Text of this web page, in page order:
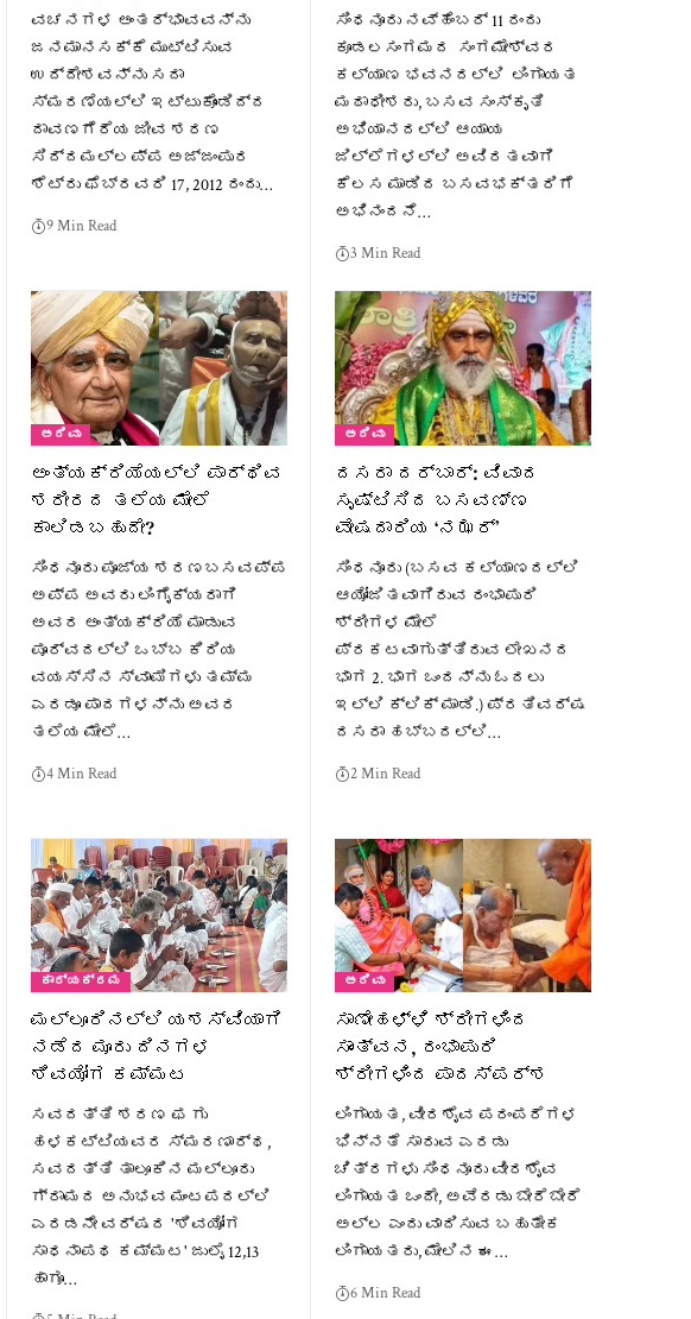
ವಚನಗಳ ಅಂತರ್ಭಾವವನ್ನು
ಜನಮಾನಸಕ್ಕೆ ಮುಟ್ಟಿಸುವ
ಉದ್ದೇಶವನ್ನು ಸದಾ
ಸ್ಮರಣೆಯಲ್ಲಿ ಇಟ್ಟುಕೊಂಡಿದ್ದ
ದಾವಣಗೆರೆಯ ಜೀವ ಶರಣ
ಸಿದ್ದಮಲ್ಲಪ್ಪ ಅಜ್ಜಂಪುರ
ಶೆಟ್ರು ಫೆಬ್ರವರಿ 17, 2012 ರಂದು…
9 Min Read
ಸಿಂಧನೂರು ನವ್ಹೆಂಬರ್ 11 ರಂದು
ಕೂಡಲಸಂಗಮದ ಸಂಗಮೇಶ್ವರ
ಕಲ್ಯಾಣ ಭವನದಲ್ಲಿ ಲಿಂಗಾಯತ
ಮಠಾಧೀಶರು, ಬಸವ ಸಂಸ್ಕೃತಿ
ಅಭಿಯಾನದಲ್ಲಿ ಆಯಾಯ
ಜಿಲ್ಲೆಗಳಲ್ಲಿ ಅವಿರತವಾಗಿ
ಕೆಲಸ ಮಾಡಿದ ಬಸವಭಕ್ತರಿಗೆ
ಅಭಿನಂದನೆ…
3 Min Read
ಅರಿವು
ಅಂತ್ಯಕ್ರಿಯೆಯಲ್ಲಿ ಪಾರ್ಥಿವ
ಶರೀರದ ತಲೆಯ ಮೇಲೆ
ಕಾಲಿಡಬಹುದೇ?
ಸಿಂಧನೂರು ಪೂಜ್ಯ ಶರಣಬಸವಪ್ಪ
ಅಪ್ಪ ಅವರು ಲಿಂಗೈಕ್ಯರಾಗಿ
ಅವರ ಅಂತ್ಯಕ್ರಿಯೆ ಮಾಡುವ
ಪೂರ್ವದಲ್ಲಿ ಒಬ್ಬ ಕಿರಿಯ
ವಯಸ್ಸಿನ ಸ್ವಾಮಿಗಳು ತಮ್ಮ
ಎರಡೂ ಪಾದಗಳನ್ನು ಅವರ
ತಲೆಯ ಮೇಲೆ…
4 Min Read
ಅರಿವು
ದಸರಾ ದರ್ಬಾರ್: ವಿವಾದ
ಸೃಷ್ಟಿಸಿದ ಬಸವಣ್ಣ
ವೇಷದಾರಿಯ ‘ನಝರ್’
ಸಿಂಧನೂರು (ಬಸವ ಕಲ್ಯಾಣದಲ್ಲಿ
ಆಯೋಜಿತವಾಗಿರುವ ರಂಭಾಪುರಿ
ಶ್ರೀಗಳ ಮೇಲೆ
ಪ್ರಕಟವಾಗುತ್ತಿರುವ ಲೇಖನದ
ಭಾಗ 2. ಭಾಗ ಒಂದನ್ನು ಓದಲು
ಇಲ್ಲಿ ಕ್ಲಿಕ್ ಮಾಡಿ.) ಪ್ರತಿವರ್ಷ
ದಸರಾ ಹಬ್ಬದಲ್ಲಿ…
2 Min Read
ಕಾರ್ಯಕ್ರಮ
ಮಲ್ಲೂರಿನಲ್ಲಿ ಯಶಸ್ವಿಯಾಗಿ
ನಡೆದ ಮೂರು ದಿನಗಳ
ಶಿವಯೋಗ ಕಮ್ಮಟ
ಸವದತ್ತಿ ಶರಣ ಫ ಗು
ಹಳಕಟ್ಟಿಯವರ ಸ್ಮರಣಾರ್ಥ,
ಸವದತ್ತಿ ತಾಲೂಕಿನ ಮಲ್ಲೂರು
ಗ್ರಾಮದ ಅನುಭವ ಮಂಟಪದಲ್ಲಿ
ಎರಡನೇ ವರ್ಷದ 'ಶಿವಯೋಗ
ಸಾಧನಾಪಥ ಕಮ್ಮಟ' ಜುಲೈ 12,13
ಹಾಗೂ…
ಅರಿವು
ಸಾಣೇಹಳ್ಳಿ ಶ್ರೀಗಳಿಂದ
ಸಾಂತ್ವನ, ರಂಭಾಪುರಿ
ಶ್ರೀಗಳಿಂದ ಪಾದಸ್ಪರ್ಶ
ಲಿಂಗಾಯತ, ವೀರಶೈವ ಪರಂಪರೆಗಳ
ಭಿನ್ನತೆ ಸಾರುವ ಎರಡು
ಚಿತ್ರಗಳು ಸಿಂಧನೂರು ವೀರಶೈವ
ಲಿಂಗಾಯತ ಒಂದೇ, ಅವೆರಡು ಬೇರೆಬೇರೆ
ಅಲ್ಲ ಎಂದು ವಾದಿಸುವ ಬಹುತೇಕ
ಲಿಂಗಾಯತರು, ಮೇಲಿನ ಈ…
6 Min Read